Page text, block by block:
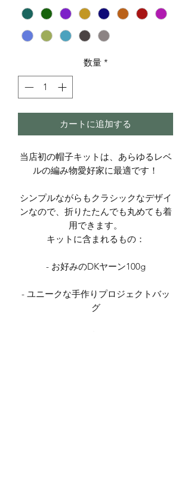
数量 *
カートに追加する
当店初の帽子キットは、あらゆるレベ
ルの編み物愛好家に最適です！
シンプルながらもクラシックなデザイ
ンなので、折りたたんでも丸めても着
用できます。
キットに含まれるもの：
- お好みのDKヤーン100g
- ユニークな手作りプロジェクトバッ
グ